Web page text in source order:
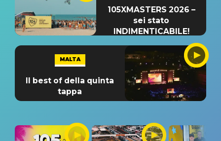
105XMASTERS 2026 –
sei stato
INDIMENTICABILE!
MALTA
Il best of della quinta
tappa